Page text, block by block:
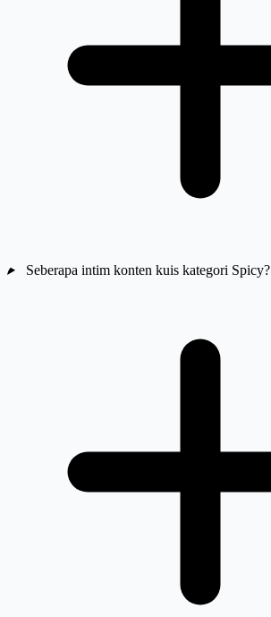
Seberapa intim konten kuis kategori Spicy?